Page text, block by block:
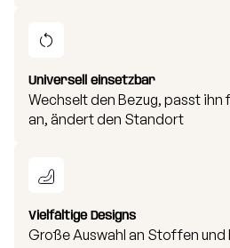
Universell einsetzbar
Wechselt den Bezug, passt ihn
an, ändert den Standort
Vielfältige Designs
Große Auswahl an Stoffen und